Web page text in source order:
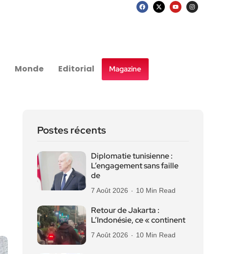
Monde Editorial Magazine
Postes récents
Diplomatie tunisienne :
L’engagement sans faille
de
7 Août 2026 10 Min Read
Retour de Jakarta :
L’Indonésie, ce « continent
7 Août 2026 10 Min Read